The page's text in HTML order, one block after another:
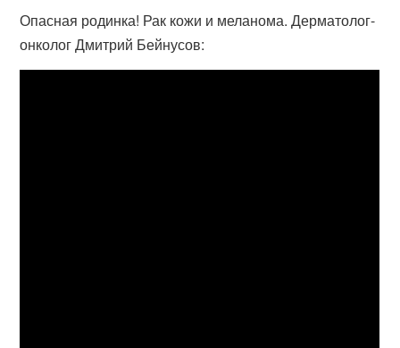
Опасная родинка! Рак кожи и меланома. Дерматолог-
онколог Дмитрий Бейнусов: